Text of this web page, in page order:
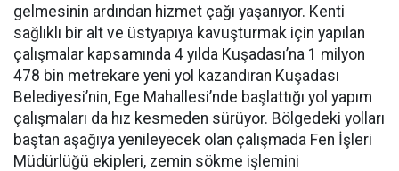
gelmesinin ardından hizmet çağı yaşanıyor. Kenti
sağlıklı bir alt ve üstyapıya kavuşturmak için yapılan
çalışmalar kapsamında 4 yılda Kuşadası’na 1 milyon
478 bin metrekare yeni yol kazandıran Kuşadası
Belediyesi’nin, Ege Mahallesi’nde başlattığı yol yapım
çalışmaları da hız kesmeden sürüyor. Bölgedeki yolları
baştan aşağıya yenileyecek olan çalışmada Fen İşleri
Müdürlüğü ekipleri, zemin sökme işlemini